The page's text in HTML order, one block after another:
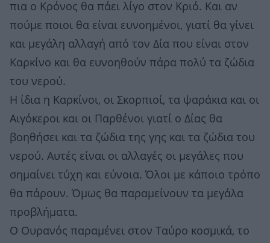
πια ο Κρόνος θα πάει λίγο στον Κριό. Και αν
πούμε ποιοι θα είναι ευνοημένοι, γιατί θα γίνει
και μεγάλη αλλαγή από τον Δία που είναι στον
Καρκίνο και θα ευνοηθούν πάρα πολύ τα ζώδια
του νερού.
Η ίδια η Καρκίνοι, οι Σκορπιοί, τα ψαράκια και οι
Αιγόκεροι και οι Παρθένοι γιατί ο Δίας θα
βοηθήσει και τα ζώδια της γης και τα ζώδια του
νερού. Αυτές είναι οι αλλαγές οι μεγάλες που
σημαίνει τύχη και εύνοια. Όλοι με κάποιο τρόπο
θα πάρουν. Όμως θα παραμείνουν τα μεγάλα
προβλήματα.
Ο Ουρανός παραμένει στον Ταύρο κοσμικά, το